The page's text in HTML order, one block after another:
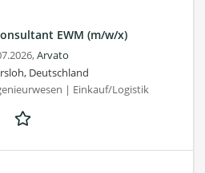
EWM (m/w/x)
Arvato
Deutschland
| Einkauf/Logistik